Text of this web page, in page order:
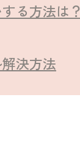
る方法は
決方法